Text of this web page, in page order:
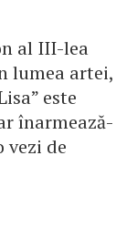
al III-lea
lumea artei,
este
înarmează-
vezi de